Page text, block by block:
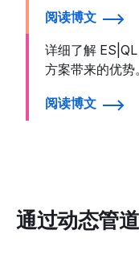
阅读博文
详细了解
方案带来的优势。
阅读博文
通过动态管